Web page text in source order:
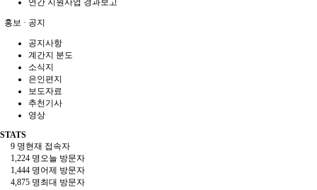
연간 지원사업 경과보고
홍보 · 공지
공지사항
계간지 분도
소식지
은인편지
보도자료
추천기사
영상
STATS
9 명현재 접속자
1,224 명오늘 방문자
1,444 명어제 방문자
4,875 명최대 방문자